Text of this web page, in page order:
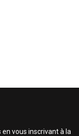
vous inscrivant à la